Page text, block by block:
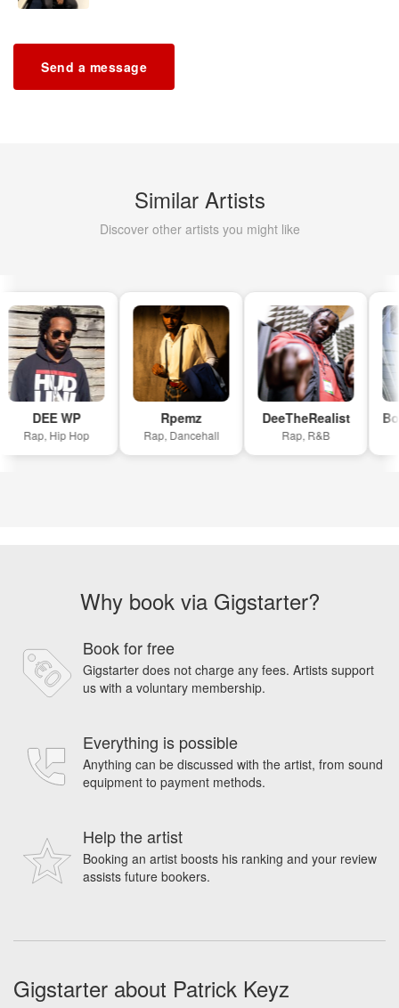
Send a message
Similar Artists
Discover other artists you might like
DEE WP
Rap, Hip Hop
Rpemz
Rap, Dancehall
DeeTheRealist
Rap, R&B
Why book via Gigstarter?
Book for free
Gigstarter does not charge any fees. Artists support
us with a voluntary membership.
Everything is possible
Anything can be discussed with the artist, from sound
equipment to payment methods.
Help the artist
Booking an artist boosts his ranking and your review
assists future bookers.
Gigstarter about Patrick Keyz